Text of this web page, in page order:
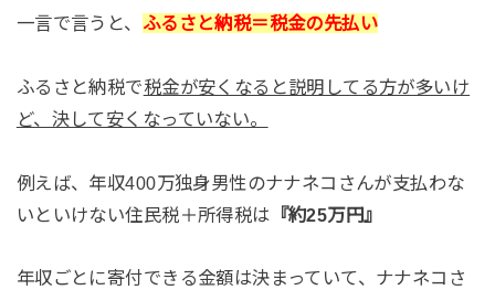
一言で言うと、 ふるさと納税＝税金の先払い
ふるさと納税で税金が安くなると説明してる方が多いけ
ど、決して安くなっていない。
例えば、年収400万独身男性のナナネコさんが支払わな
いといけない住民税＋所得税は 『約25万円』
年収ごとに寄付できる金額は決まっていて、ナナネコさ